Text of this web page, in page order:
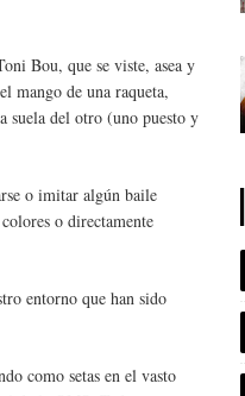
Bou, que se viste, asea y
mango de una raqueta,
suela del otro (uno puesto y
o imitar algún baile
o directamente
entorno que han sido
como setas en el vasto